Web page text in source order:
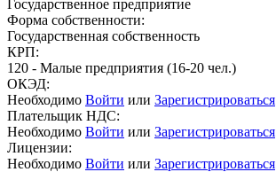
Государственное предприятие
Форма собственности:
Государственная собственность
КРП:
120 - Малые предприятия (16-20 чел.)
ОКЭД:
Необходимо Войти или Зарегистрироваться
Плательщик НДС:
Необходимо Войти или Зарегистрироваться
Лицензии:
Необходимо Войти или Зарегистрироваться